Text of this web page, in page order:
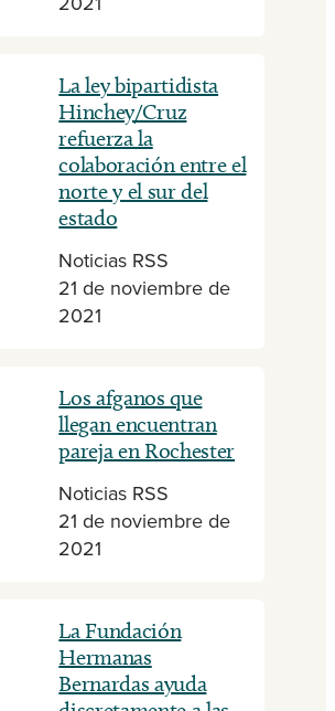
La ley bipartidista
Hinchey/Cruz
refuerza la
colaboración entre el
norte y el sur del
estado
Noticias RSS
21 de noviembre de
2021
Los afganos que
llegan encuentran
pareja en Rochester
Noticias RSS
21 de noviembre de
2021
La Fundación
Hermanas
Bernardas ayuda